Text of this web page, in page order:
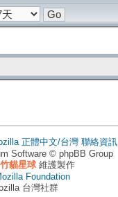
正體中文/台灣 聯絡資訊
Software © phpBB Group
竹貓星球維護製作
Foundation
台灣社群